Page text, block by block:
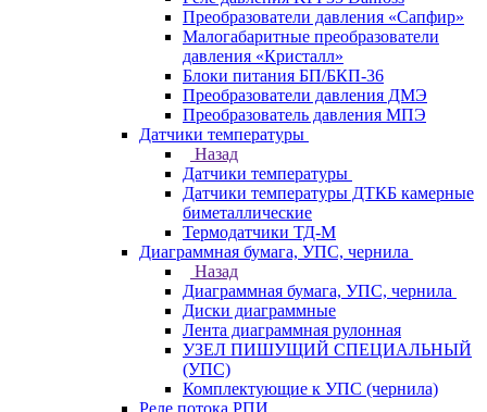
Преобразователи давления «Сапфир»
Малогабаритные преобразователи
давления «Кристалл»
Блоки питания БП/БКП-36
Преобразователи давления ДМЭ
Преобразователь давления МПЭ
Датчики температуры
Назад
Датчики температуры
Датчики температуры ДТКБ камерные
биметаллические
Термодатчики ТД-М
Диаграммная бумага, УПС, чернила
Назад
Диаграммная бумага, УПС, чернила
Диски диаграммные
Лента диаграммная рулонная
УЗЕЛ ПИШУЩИЙ СПЕЦИАЛЬНЫЙ
(УПС)
Комплектующие к УПС (чернила)
Реле потока РПИ